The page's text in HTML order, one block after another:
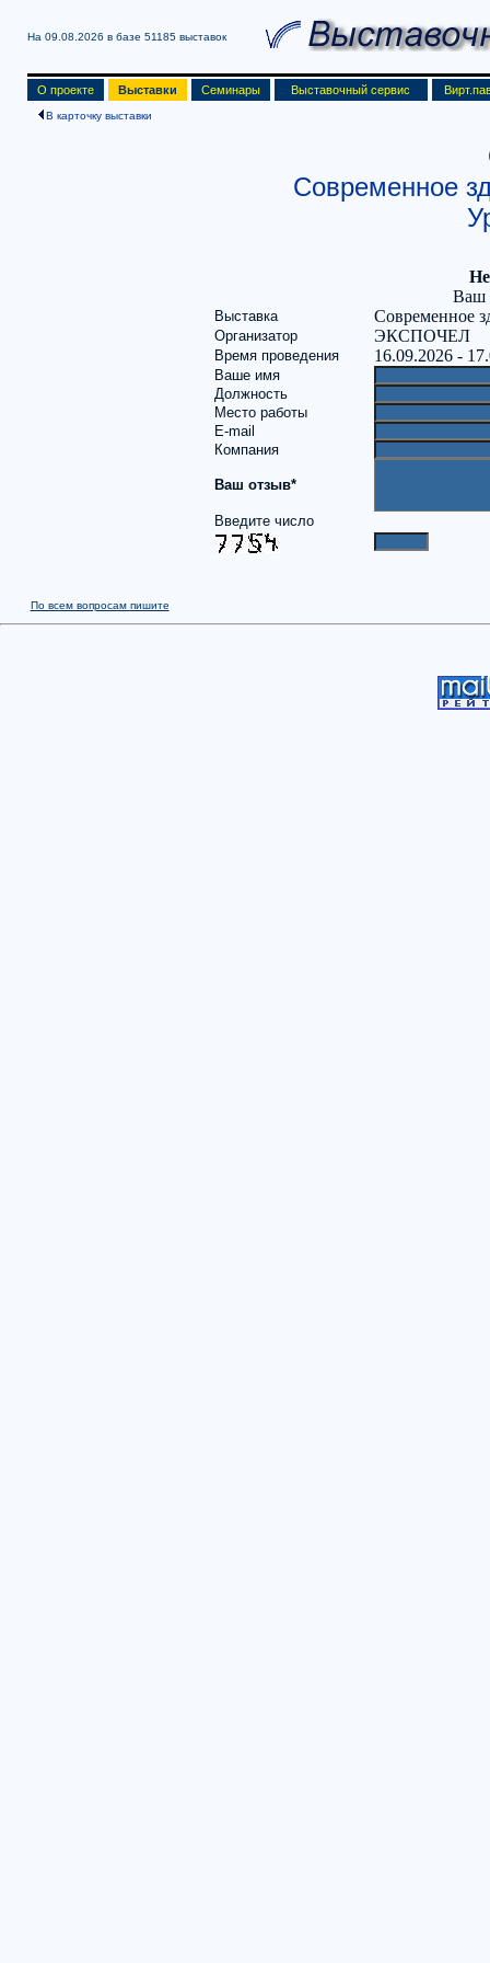
На 09.08.2026 в базе 51185 выставок
О проекте Выставки Семинары Выставочный сервис
В карточку выставки
Современное
Ваш
Выставка Современное
Организатор ЭКСПОЧЕЛ
Время проведения 16.09.2026 -
Ваше имя
Должность
Место работы
E-mail
Компания
Ваш отзыв*
Введите число
По всем вопросам пишите